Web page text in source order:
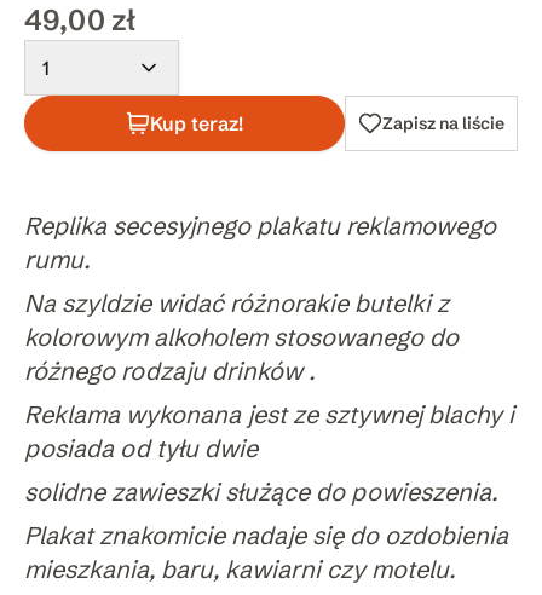
49,00 zł
1
Kup teraz! Zapisz na liście
Replika secesyjnego plakatu reklamowego
rumu.
Na szyldzie widać różnorakie butelki z
kolorowym alkoholem stosowanego do
różnego rodzaju drinków .
Reklama wykonana jest ze sztywnej blachy i
posiada od tyłu dwie
solidne zawieszki służące do powieszenia.
Plakat znakomicie nadaje się do ozdobienia
mieszkania, baru, kawiarni czy motelu.